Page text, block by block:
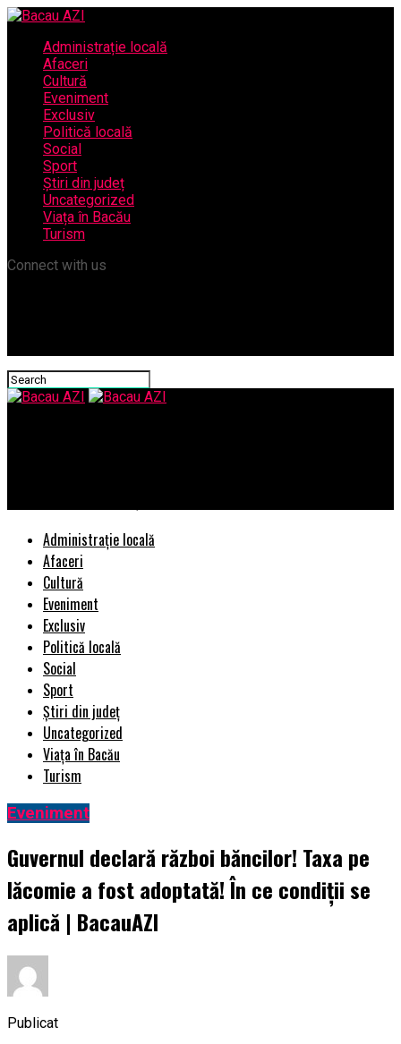
Administrație locală
Afaceri
Cultură
Eveniment
Exclusiv
Politică locală
Social
Sport
Știri din județ
Uncategorized
Viața în Bacău
Turism
Connect with us
Administrație locală
Afaceri
Cultură
Eveniment
Exclusiv
Politică locală
Social
Sport
Știri din județ
Uncategorized
Viața în Bacău
Turism
Eveniment
Guvernul declară război băncilor! Taxa pe
lăcomie a fost adoptată! În ce condiții se
aplică | BacauAZI
Publicat